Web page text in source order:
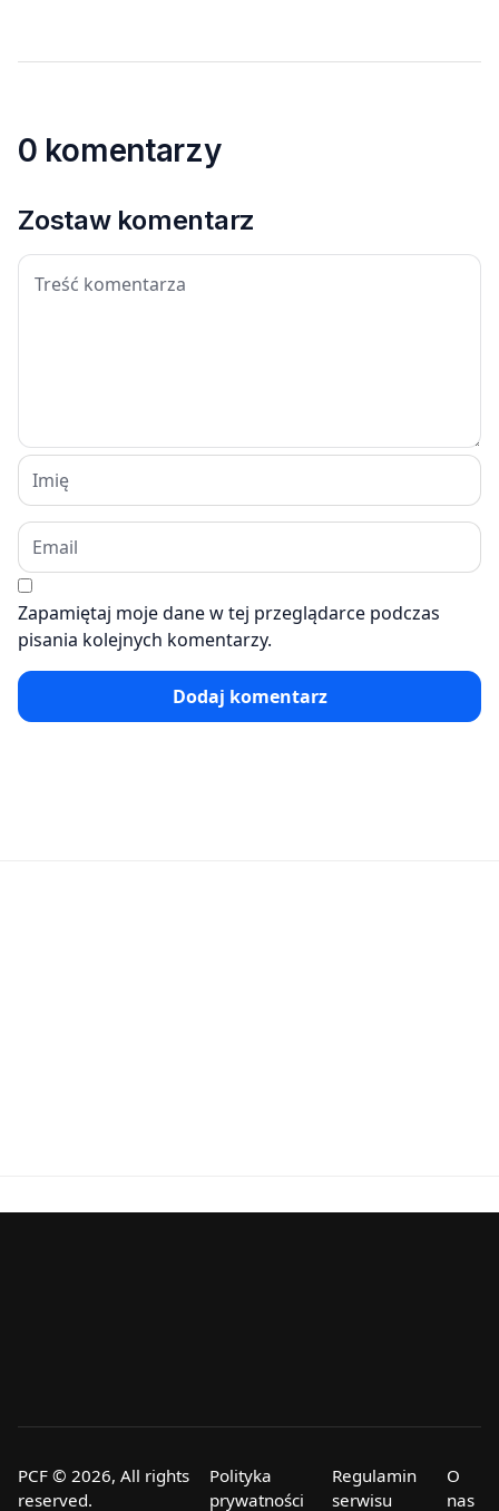
0 komentarzy
Zostaw komentarz
Zapamiętaj moje dane w tej przeglądarce podczas
pisania kolejnych komentarzy.
Dodaj komentarz
PCF © 2026, All rights
reserved.
Polityka
prywatności
Regulamin
serwisu
O
nas